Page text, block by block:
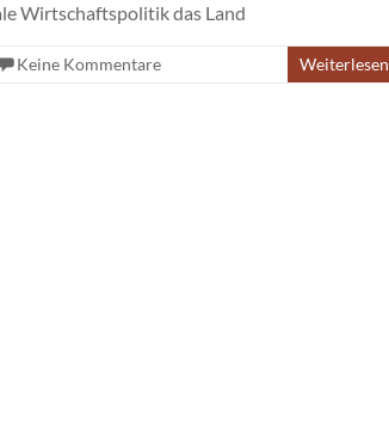
Wirtschaftspolitik das Land
Keine Kommentare Weiterlesen